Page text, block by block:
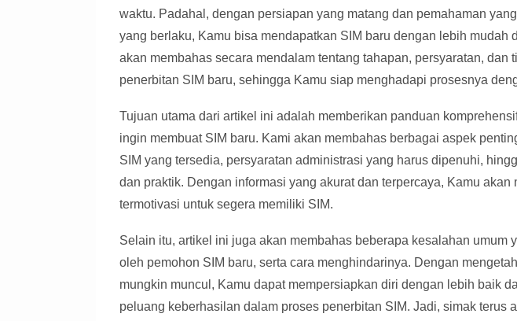
waktu. Padahal, dengan persiapan yang matang dan pemahaman
yang berlaku, Kamu bisa mendapatkan SIM baru dengan lebih mudah
akan membahas secara mendalam tentang tahapan, persyaratan, dan
penerbitan SIM baru, sehingga Kamu siap menghadapi prosesnya
Tujuan utama dari artikel ini adalah memberikan panduan
ingin membuat SIM baru. Kami akan membahas berbagai aspek
SIM yang tersedia, persyaratan administrasi yang harus dipenuhi,
dan praktik. Dengan informasi yang akurat dan terpercaya, Kamu akan
termotivasi untuk segera memiliki SIM.
Selain itu, artikel ini juga akan membahas beberapa kesalahan umum
oleh pemohon SIM baru, serta cara menghindarinya. Dengan
mungkin muncul, Kamu dapat mempersiapkan diri dengan lebih baik
peluang keberhasilan dalam proses penerbitan SIM. Jadi, simak terus